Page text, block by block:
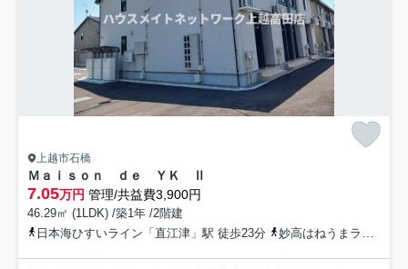
上越市石橋
Ｍａｉｓｏｎ ｄｅ ＹＫ Ⅱ
7.05万円 管理/共益費3,900円
46.29㎡ (1LDK) /築1年 /2階建
日本海ひすいライン「直江津」駅 徒歩23分
妙高はねうまライン「直江津」駅 徒歩23分